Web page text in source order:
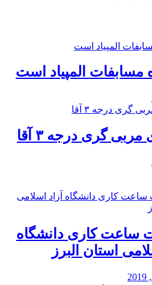
مسابفات المپیاد است
گری درجه ۳ آقا
ساعت کاری دانشگاه
استان البرز